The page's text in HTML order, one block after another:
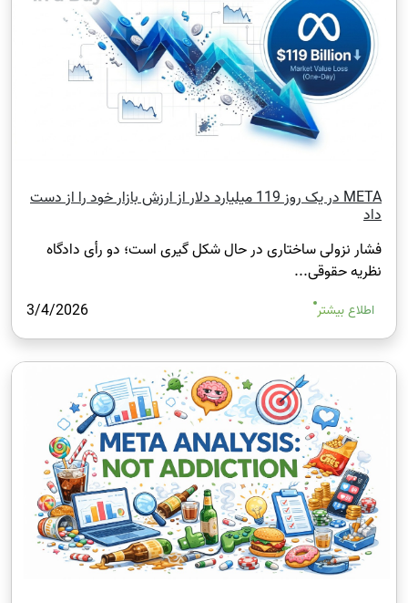
META در یک روز 119 میلیارد دلار از ارزش بازار خود را از دست
داد
فشار نزولی ساختاری در حال شکل‌ گیری است؛ دو رأی دادگاه
نظریه حقوقی...
اطلاع بیشتر 3/4/2026